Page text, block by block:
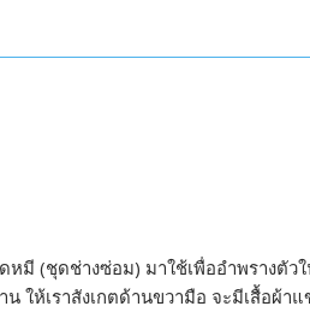
มี (ชุดช่างซ่อม) มาใช้เพื่ออำพรางตัว
ให้เราสังเกตด้านขวามือ จะมีเสื้อผ้า